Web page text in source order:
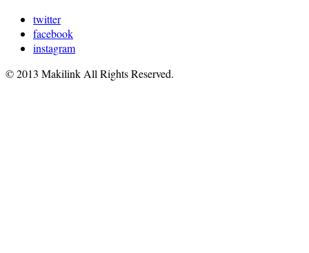
twitter
facebook
instagram
© 2013 Makilink All Rights Reserved.